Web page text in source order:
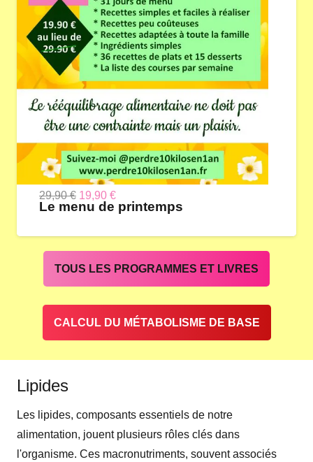
29,90€ Le
prix
initial
était :
29,90 €.
19,90 €Le
prix
actuel
est :
19,90 €.
Le menu de printemps
TOUS LES PROGRAMMES ET LIVRES
CALCUL DU MÉTABOLISME DE BASE
Lipides
Les lipides, composants essentiels de notre
alimentation, jouent plusieurs rôles clés dans
l'organisme. Ces macronutriments, souvent associés